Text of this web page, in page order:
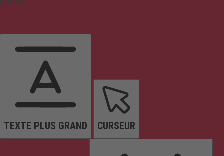
Contenu
TEXTE PLUS GRAND CURSEUR